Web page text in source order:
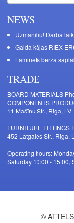
NEWS
Uzmanību! Darba
Galda kājas RIEX
Laminēts bērza
TRADE
BOARD MATERIALS
COMPONENTS
11 Mašīnu Str., Riga,
FURNITURE
452 Latgales Str., Riga,
Operating hours:
Saturday 10:00 - 15:00,
©